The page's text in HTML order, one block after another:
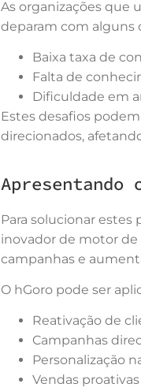
As organizações que
deparam com alguns
Baixa taxa de
Falta de
Dificuldade em
Estes desafios
direcionados,
Apresentando
Para solucionar estes
inovador de motor
campanhas e
O hGoro pode ser
Reativação de
Campanhas
Personalização
Vendas proativas